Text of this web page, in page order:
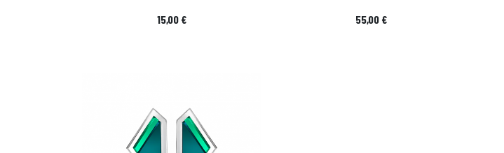
Prix
15,00 € Prix
55,00 €